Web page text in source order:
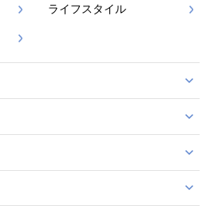
ライフスタイル